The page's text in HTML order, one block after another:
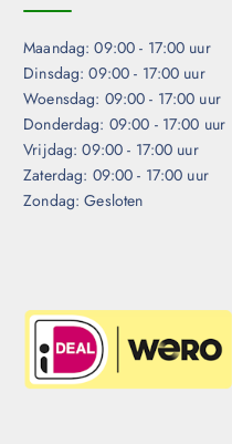
Maandag: 09:00 - 17:00 uur
Dinsdag: 09:00 - 17:00 uur
Woensdag: 09:00 - 17:00 uur
Donderdag: 09:00 - 17:00 uur
Vrijdag: 09:00 - 17:00 uur
Zaterdag: 09:00 - 17:00 uur
Zondag: Gesloten